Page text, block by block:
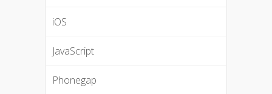
iOS
JavaScript
Phonegap